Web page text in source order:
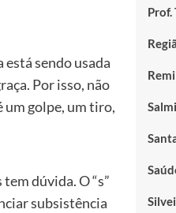
está sendo usada
Por isso, não
um golpe, um tiro,
dúvida. O “s”
subsistência
Prof.